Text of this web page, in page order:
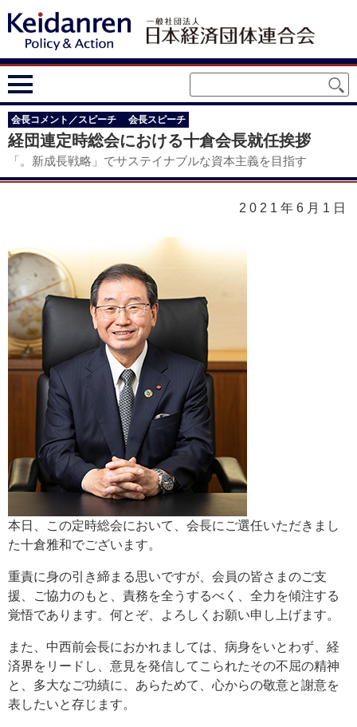
会長コメント／スピーチ 会長スピーチ
経団連定時総会における十倉会長就任挨拶
「。新成長戦略」でサステイナブルな資本主義を目指す
2021年6月1日
本日、この定時総会において、会長にご選任いただきまし
た十倉雅和でございます。
重責に身の引き締まる思いですが、会員の皆さまのご支
援、ご協力のもと、責務を全うするべく、全力を傾注する
覚悟であります。何とぞ、よろしくお願い申し上げます。
また、中西前会長におかれましては、病身をいとわず、経
済界をリードし、意見を発信してこられたその不屈の精神
と、多大なご功績に、あらためて、心からの敬意と謝意を
表したいと存じます。